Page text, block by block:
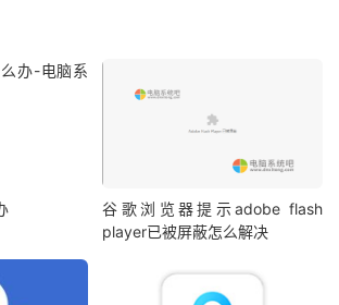
谷歌浏览器提示adobe flash
player已被屏蔽怎么解决